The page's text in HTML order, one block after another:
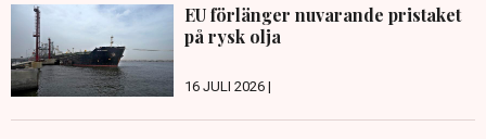
EU förlänger nuvarande pristaket
på rysk olja
16 JULI 2026 |